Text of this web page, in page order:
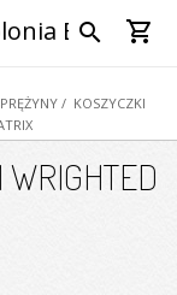
Bytom
search shopping_cart
/ KOSZYCZKI